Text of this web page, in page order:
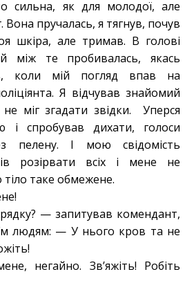
сильна, як для молодої, але
Вона пручалась, я тягнув, почув
шкіра, але тримав. В голові
між те пробивалась, якась
коли мій погляд впав на
Я відчував знайомий
міг згадати звідки. Уперся
спробував дихати, голоси
пелену. І мою свідомість
розірвати всіх і мене не
таке обмежене.
— запитував комендант,
людям: — У нього кров та не
негайно. Зв’яжіть! Робіть